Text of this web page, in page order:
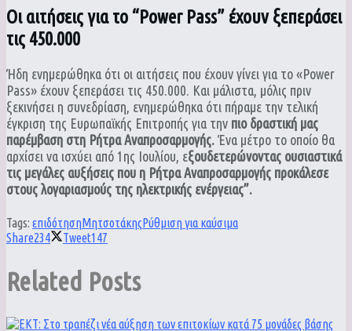
Οι αιτήσεις για το “Power Pass” έχουν ξεπεράσει
τις 450.000
Ήδη ενημερώθηκα ότι οι αιτήσεις που έχουν γίνει για το «Power
Pass» έχουν ξεπεράσει τις 450.000. Και μάλιστα, μόλις πριν
ξεκινήσει η συνεδρίαση, ενημερώθηκα ότι πήραμε την τελική
έγκριση της Ευρωπαϊκής Επιτροπής για την πιο δραστική μας
παρέμβαση στη Ρήτρα Αναπροσαρμογής. Ένα μέτρο το οποίο θα
αρχίσει να ισχύει από 1ης Ιουλίου, εξουδετερώνοντας ουσιαστικά
τις μεγάλες αυξήσεις που η Ρήτρα Αναπροσαρμογής προκάλεσε
στους λογαριασμούς της ηλεκτρικής ενέργειας”.
Tags: επιδότησηΜητσοτάκηςΡύθμιση για καύσιμα
Share234 Tweet147
Related Posts